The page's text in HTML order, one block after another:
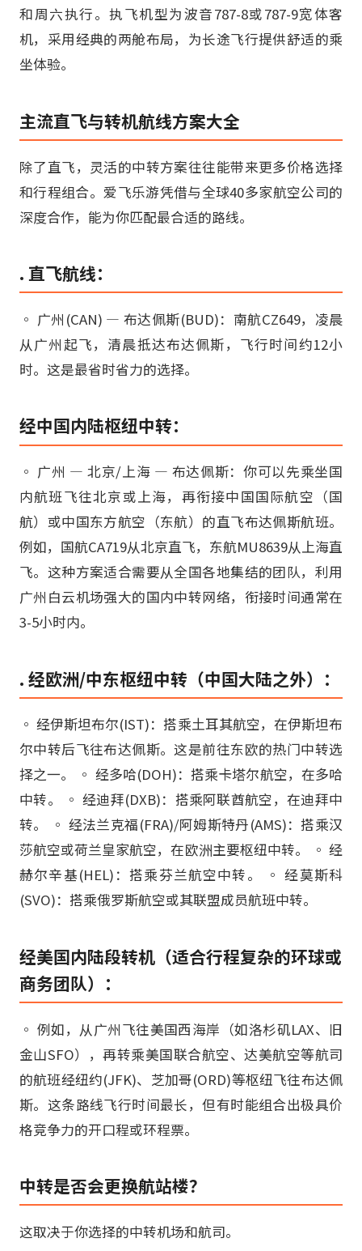
和周六执行。执飞机型为波音787-8或787-9宽体客
机，采用经典的两舱布局，为长途飞行提供舒适的乘
坐体验。
主流直飞与转机航线方案大全
除了直飞，灵活的中转方案往往能带来更多价格选择
和行程组合。爱飞乐游凭借与全球40多家航空公司的
深度合作，能为你匹配最合适的路线。
. 直飞航线：
◦ 广州(CAN) — 布达佩斯(BUD)：南航CZ649，凌晨
从广州起飞，清晨抵达布达佩斯，飞行时间约12小
时。这是最省时省力的选择。
经中国内陆枢纽中转：
◦ 广州 — 北京/上海 — 布达佩斯：你可以先乘坐国
内航班飞往北京或上海，再衔接中国国际航空（国
航）或中国东方航空（东航）的直飞布达佩斯航班。
例如，国航CA719从北京直飞，东航MU8639从上海直
飞。这种方案适合需要从全国各地集结的团队，利用
广州白云机场强大的国内中转网络，衔接时间通常在
3-5小时内。
. 经欧洲/中东枢纽中转（中国大陆之外）：
◦ 经伊斯坦布尔(IST)：搭乘土耳其航空，在伊斯坦布
尔中转后飞往布达佩斯。这是前往东欧的热门中转选
择之一。 ◦ 经多哈(DOH)：搭乘卡塔尔航空，在多哈
中转。 ◦ 经迪拜(DXB)：搭乘阿联酋航空，在迪拜中
转。 ◦ 经法兰克福(FRA)/阿姆斯特丹(AMS)：搭乘汉
莎航空或荷兰皇家航空，在欧洲主要枢纽中转。 ◦ 经
赫尔辛基(HEL)：搭乘芬兰航空中转。 ◦ 经莫斯科
(SVO)：搭乘俄罗斯航空或其联盟成员航班中转。
经美国内陆段转机（适合行程复杂的环球或
商务团队）：
◦ 例如，从广州飞往美国西海岸（如洛杉矶LAX、旧
金山SFO），再转乘美国联合航空、达美航空等航司
的航班经纽约(JFK)、芝加哥(ORD)等枢纽飞往布达佩
斯。这条路线飞行时间最长，但有时能组合出极具价
格竞争力的开口程或环程票。
中转是否会更换航站楼？
这取决于你选择的中转机场和航司。